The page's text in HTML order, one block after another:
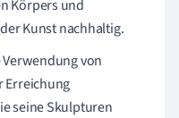
Körpers und
Kunst nachhaltig.
von
Erreichung
seine Skulpturen